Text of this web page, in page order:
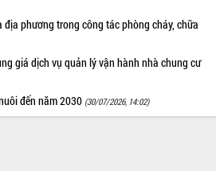
phương trong công tác phòng cháy, chữa
giá dịch vụ quản lý vận hành nhà chung cư
đến năm 2030 (30/07/2026, 14:02)